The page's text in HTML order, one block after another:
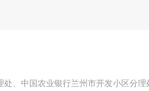
处、中国农业银行兰州市开发小区分